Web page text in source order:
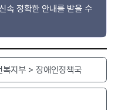
속 정확한 안내를 받을 수